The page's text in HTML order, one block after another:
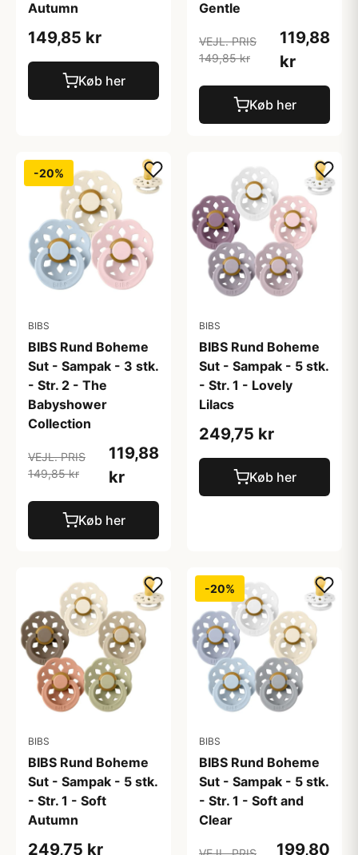
Autumn
149,85 kr
Køb her
Gentle
VEJL. PRIS
149,85 kr
119,88
kr
Køb her
-20%
BIBS
BIBS Rund Boheme
Sut - Sampak - 3 stk.
- Str. 2 - The
Babyshower
Collection
VEJL. PRIS
149,85 kr
119,88
kr
Køb her
BIBS
BIBS Rund Boheme
Sut - Sampak - 5 stk.
- Str. 1 - Lovely
Lilacs
249,75 kr
Køb her
BIBS
BIBS Rund Boheme
Sut - Sampak - 5 stk.
- Str. 1 - Soft
Autumn
249,75 kr
-20%
BIBS
BIBS Rund Boheme
Sut - Sampak - 5 stk.
- Str. 1 - Soft and
Clear
199,80